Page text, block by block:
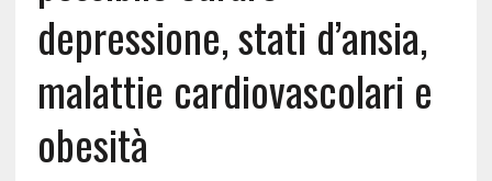
depressione, stati d’ansia,
malattie cardiovascolari e
obesità